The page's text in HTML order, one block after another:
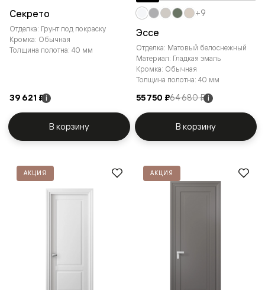
Секрето
Отделка: Грунт под покраску
Кромка: Обычная
Толщина полотна: 40 мм
39 621 ₽ i
В корзину
Эссе
Отделка: Матовый белоснежный
Материал: Гладкая эмаль
Кромка: Обычная
Толщина полотна: 40 мм
55 750 ₽64 680 ₽ i
+9
В корзину
АКЦИЯ АКЦИЯ